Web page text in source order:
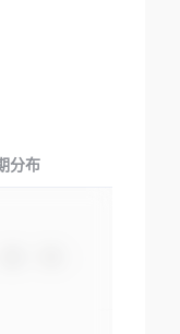
分布